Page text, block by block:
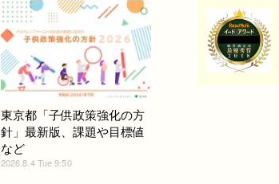
東京都「子供政策強化の方
針」最新版、課題や目標値
など
2026.8.4 Tue 9:50